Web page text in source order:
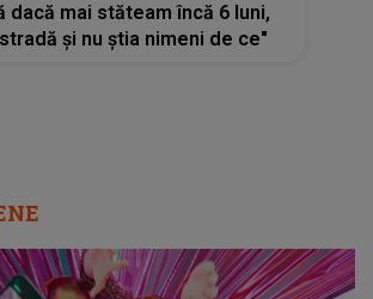
dacă mai stăteam încă 6 luni,
și nu știa nimeni de ce"